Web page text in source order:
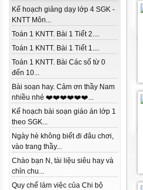
Kế hoạch giảng dạy lớp 4 SGK -
KNTT Môn...
Toán 1 KNTT. Bài 1 Tiết 2....
Toán 1 KNTT. Bài 1 Tiết 1....
Toán 1 KNTT. Bài Các số từ 0
đến 10...
Bài soạn hay. Cảm ơn thầy Nam
nhiều nhé ❤️❤️❤️❤️❤️❤️...
Kế hoạch bài soạn giáo án lớp 1
theo SGK...
Ngày hè không biết đi đâu chơi,
vào trang thầy...
Chào bạn N, tài liệu siêu hay và
chỉn chu...
Quy chế làm việc của Chi bộ